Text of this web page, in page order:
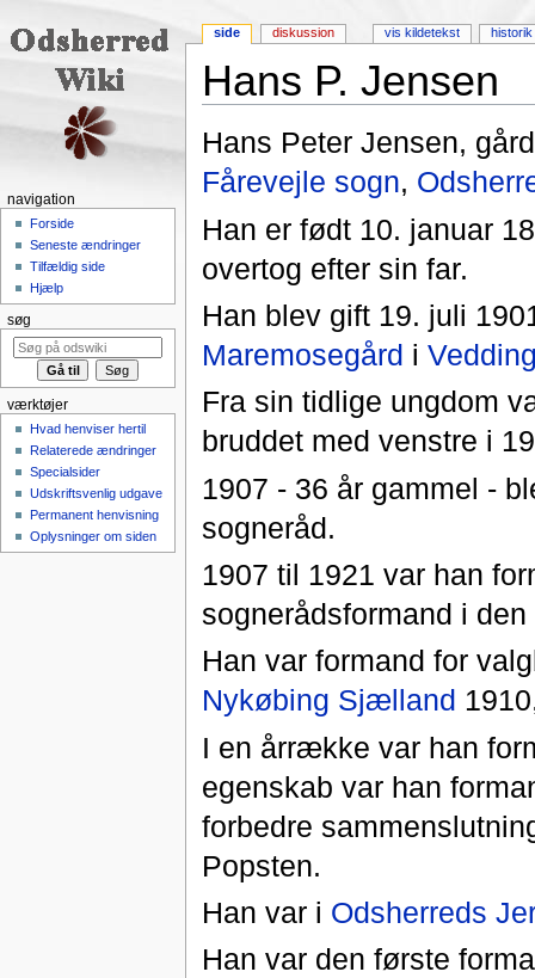
Hans P. Jensen
Hans Peter Jensen,
Fårevejle sogn,
Han er født 10. januar
overtog efter sin far.
Han blev gift 19. juli
Maremosegård i
Fra sin tidlige ungdom
bruddet med venstre i
1907 - 36 år gammel -
sogneråd.
1907 til 1921 var han
sognerådsformand i
Han var formand for
Nykøbing Sjælland
I en årrække var han
egenskab var han
forbedre
Popsten.
Han var i Odsherreds
Han var den første
side diskussion vis kildetekst historik
navigation
Forside
Seneste ændringer
Tilfældig side
Hjælp
søg
værktøjer
Hvad henviser hertil
Relaterede ændringer
Specialsider
Udskriftsvenlig udgave
Permanent henvisning
Oplysninger om siden